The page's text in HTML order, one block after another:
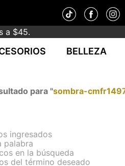
a $45.
BELLEZA
para "sombra-
ingresados
palabra
en la búsqueda
del término deseado